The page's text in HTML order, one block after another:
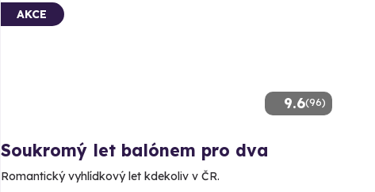
9.6(96)
AKCE
Soukromý let balónem pro dva
Romantický vyhlídkový let kdekoliv v ČR.